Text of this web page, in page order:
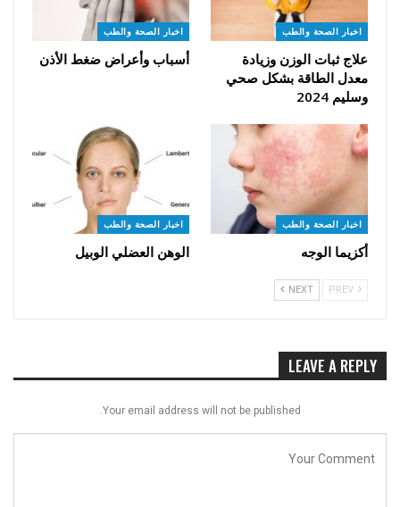
اخبار الصحة والطب
علاج ثبات الوزن وزيادة
معدل الطاقة بشكل صحي
وسليم 2024
اخبار الصحة والطب
أسباب وأعراض ضغط الأذن
اخبار الصحة والطب
أكزيما الوجه
اخبار الصحة والطب
الوهن العضلي الوبيل
NEXT
LEAVE A REPLY
Your email address will not be published.